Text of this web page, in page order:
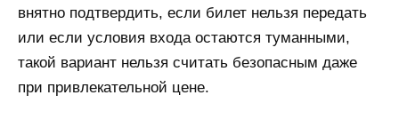
внятно подтвердить, если билет нельзя передать
или если условия входа остаются туманными,
такой вариант нельзя считать безопасным даже
при привлекательной цене.